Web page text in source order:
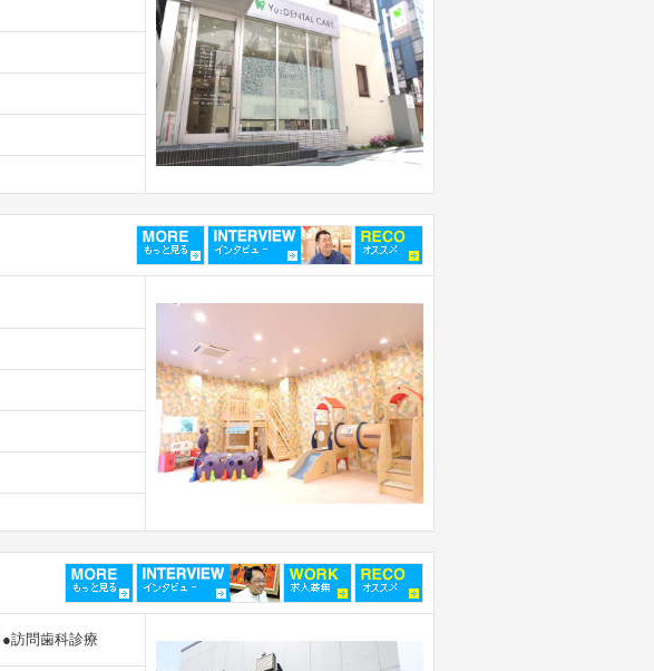
●訪問歯科診療